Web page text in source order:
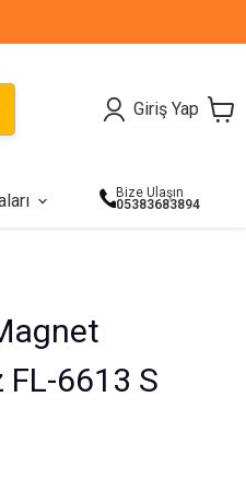
Giriş Yap
Bize Ulaşın
05383683894
FL-6613 S